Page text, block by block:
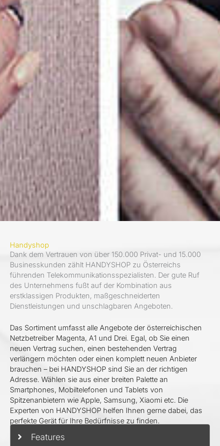
Handyshop
Dank dem Vertrauen von über 150.000 Privat- und 15.000
Businesskunden zählt HANDYSHOP zu Österreichs
führenden Telekommunikationsspezialisten. Der gute Ruf
des Unternehmens fußt auf der Kombination aus
erstklassigen Produkten, maßgeschneiderten
Dienstleistungen und unschlagbaren Angeboten.
Das Sortiment umfasst alle Angebote der österreichischen
Netzbetreiber Magenta, A1 und Drei. Egal, ob Sie einen
neuen Vertrag suchen, einen bestehenden Vertrag
verlängern möchten oder einen komplett neuen Anbieter
brauchen – bei HANDYSHOP sind Sie an der richtigen
Adresse. Wählen sie aus einer breiten Palette an
Smartphones, Mobiltelefonen und Tablets von
Spitzenanbietern wie Apple, Samsung, Xiaomi etc. Die
Experten von HANDYSHOP helfen Ihnen gerne dabei, das
perfekte Gerät für Ihre Bedürfnisse zu finden.
Features